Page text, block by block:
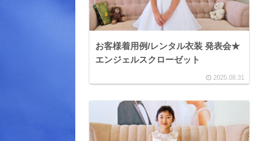
お客様着用例/レンタル衣装 発表会★
エンジェルスクローゼット
2025.08.31